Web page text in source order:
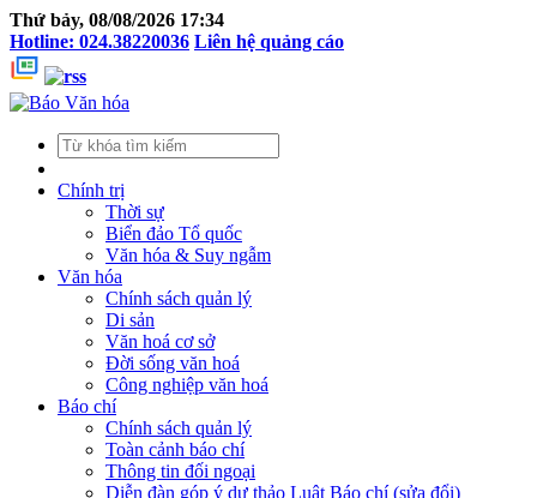
Thứ bảy, 08/08/2026 17:34
Hotline: 024.38220036 Liên hệ quảng cáo
Chính trị
Thời sự
Biển đảo Tổ quốc
Văn hóa & Suy ngẫm
Văn hóa
Chính sách quản lý
Di sản
Văn hoá cơ sở
Đời sống văn hoá
Công nghiệp văn hoá
Báo chí
Chính sách quản lý
Toàn cảnh báo chí
Thông tin đối ngoại
Diễn đàn góp ý dự thảo Luật Báo chí (sửa đổi)